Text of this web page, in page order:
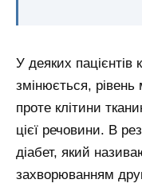
У деяких пацієнтів
змінюється,
проте клітини
цієї речовини. В
діабет, який
захворюванням